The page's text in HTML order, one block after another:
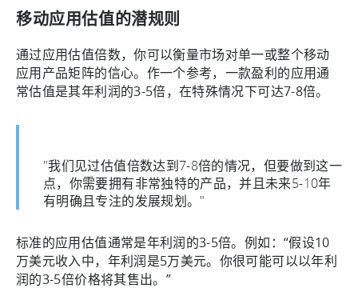
移动应用估值的潜规则
通过应用估值倍数，你可以衡量市场对单一或整个移动
应用产品矩阵的信心。作一个参考，一款盈利的应用通
常估值是其年利润的3-5倍，在特殊情况下可达7-8倍。
"我们见过估值倍数达到7-8倍的情况，但要做到这一
点，你需要拥有非常独特的产品，并且未来5-10年
有明确且专注的发展规划。"
标准的应用估值通常是年利润的3-5倍。例如：“假设10
万美元收入中，年利润是5万美元。你很可能可以以年利
润的3-5倍价格将其售出。”